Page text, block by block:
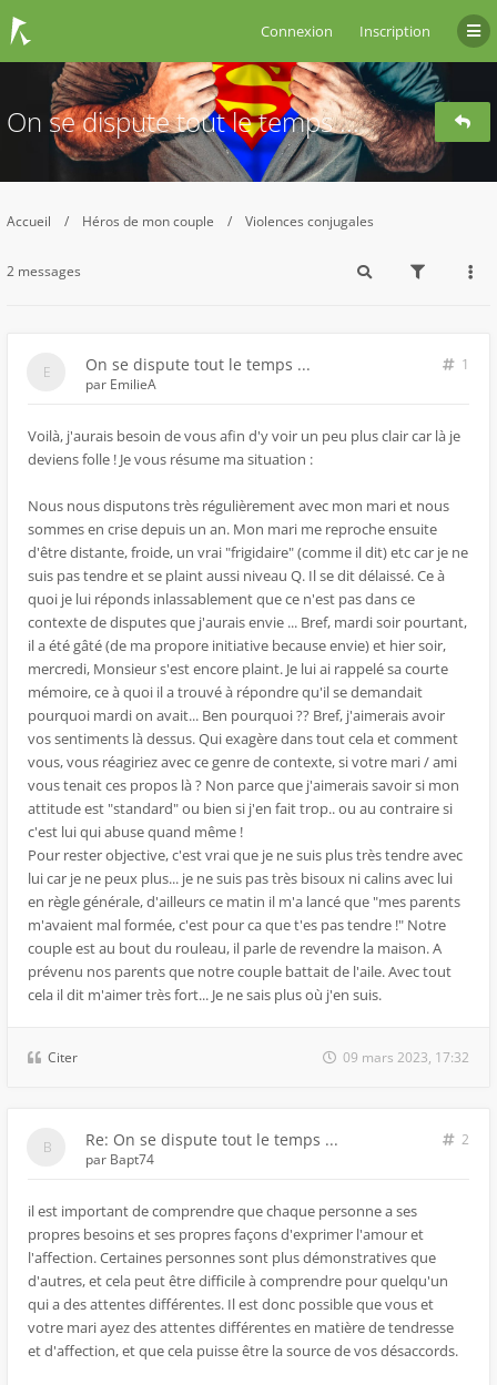
Connexion Inscription
On se dispute tout le temps ...
Accueil Héros de mon couple Violences conjugales
2 messages
On se dispute tout le temps ...
1
par EmilieA
Voilà, j'aurais besoin de vous afin d'y voir un peu plus clair car là je
deviens folle ! Je vous résume ma situation :
Nous nous disputons très régulièrement avec mon mari et nous
sommes en crise depuis un an. Mon mari me reproche ensuite
d'être distante, froide, un vrai "frigidaire" (comme il dit) etc car je ne
suis pas tendre et se plaint aussi niveau Q. Il se dit délaissé. Ce à
quoi je lui réponds inlassablement que ce n'est pas dans ce
contexte de disputes que j'aurais envie ... Bref, mardi soir pourtant,
il a été gâté (de ma propore initiative because envie) et hier soir,
mercredi, Monsieur s'est encore plaint. Je lui ai rappelé sa courte
mémoire, ce à quoi il a trouvé à répondre qu'il se demandait
pourquoi mardi on avait... Ben pourquoi ?? Bref, j'aimerais avoir
vos sentiments là dessus. Qui exagère dans tout cela et comment
vous, vous réagiriez avec ce genre de contexte, si votre mari / ami
vous tenait ces propos là ? Non parce que j'aimerais savoir si mon
attitude est "standard" ou bien si j'en fait trop.. ou au contraire si
c'est lui qui abuse quand même !
Pour rester objective, c'est vrai que je ne suis plus très tendre avec
lui car je ne peux plus... je ne suis pas très bisoux ni calins avec lui
en règle générale, d'ailleurs ce matin il m'a lancé que "mes parents
m'avaient mal formée, c'est pour ca que t'es pas tendre !" Notre
couple est au bout du rouleau, il parle de revendre la maison. A
prévenu nos parents que notre couple battait de l'aile. Avec tout
cela il dit m'aimer très fort... Je ne sais plus où j'en suis.
Citer 09 mars 2023, 17:32
Re: On se dispute tout le temps ...
2
par Bapt74
il est important de comprendre que chaque personne a ses
propres besoins et ses propres façons d'exprimer l'amour et
l'affection. Certaines personnes sont plus démonstratives que
d'autres, et cela peut être difficile à comprendre pour quelqu'un
qui a des attentes différentes. Il est donc possible que vous et
votre mari ayez des attentes différentes en matière de tendresse
et d'affection, et que cela puisse être la source de vos désaccords.